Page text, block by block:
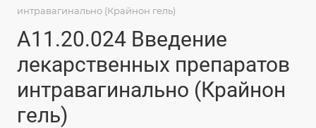
интравагинально (Крайнон гель)
A11.20.024 Введение
лекарственных препаратов
интравагинально (Крайнон
гель)